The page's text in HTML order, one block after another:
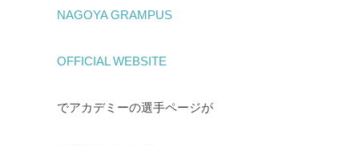
NAGOYA GRAMPUS
OFFICIAL WEBSITE
でアカデミーの選手ページが